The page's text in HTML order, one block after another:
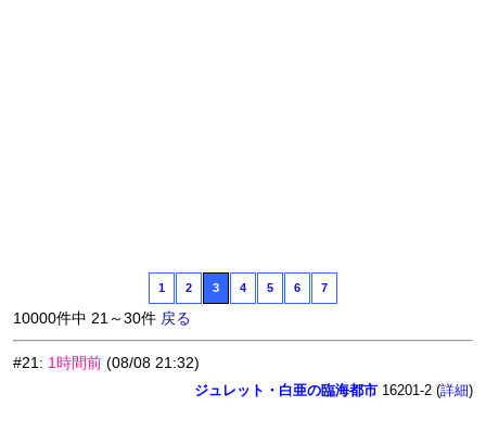
1 2 3 4 5 6 7
10000件中 21～30件 戻る
#21 : 1時間前 (08/08 21:32)
ジュレット・白亜の臨海都市 16201-2 (詳細)